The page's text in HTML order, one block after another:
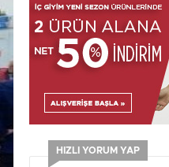
HIZLI YORUM YAP